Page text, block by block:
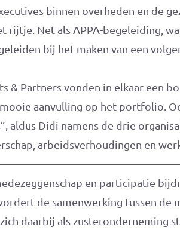
binnen overheden en de
rijtje. Net als APPA-begeleiding,
bij het maken van een
& Partners vonden in elkaar een
aanvulling op het portfolio.
aldus Didi namens de drie
arbeidsverhoudingen en
en participatie
de samenwerking tussen de
daarbij als zusteronderneming